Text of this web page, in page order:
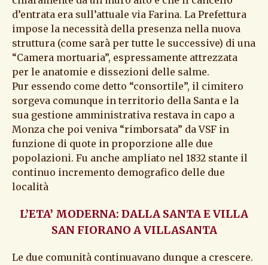
d’entrata era sull’attuale via Farina. La Prefettura
impose la necessità della presenza nella nuova
struttura (come sarà per tutte le successive) di una
“Camera mortuaria”, espressamente attrezzata
per le anatomie e dissezioni delle salme.
Pur essendo come detto “consortile”, il cimitero
sorgeva comunque in territorio della Santa e la
sua gestione amministrativa restava in capo a
Monza che poi veniva “rimborsata” da VSF in
funzione di quote in proporzione alle due
popolazioni. Fu anche ampliato nel 1832 stante il
continuo incremento demografico delle due
località
L’ETA’ MODERNA: DALLA SANTA E VILLA
SAN FIORANO A VILLASANTA
Le due comunità continuavano dunque a crescere.